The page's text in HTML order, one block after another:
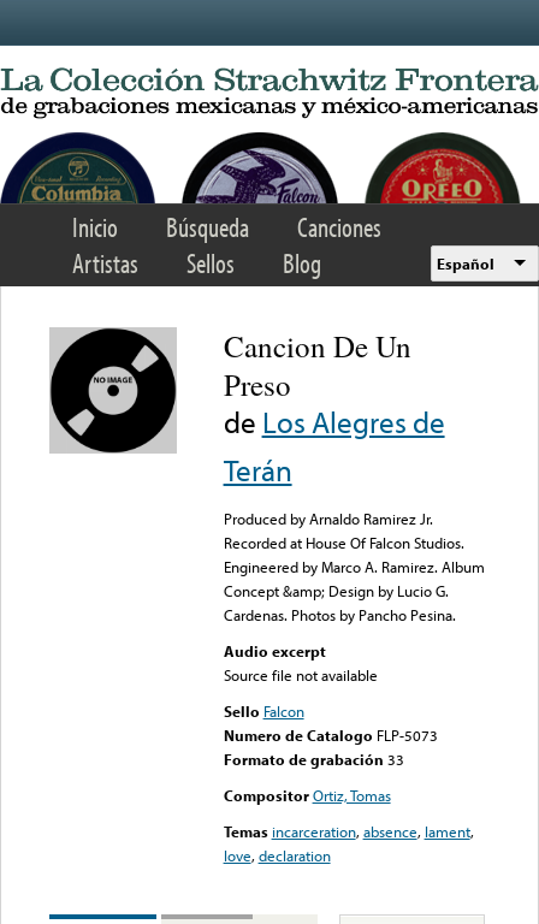
Inicio Búsqueda
Canciones
Artistas
Sellos Blog Español
Cancion De Un
Preso
de Los Alegres de
Terán
Produced by Arnaldo Ramirez Jr.
Recorded at House Of Falcon Studios.
Engineered by Marco A. Ramirez. Album
Concept &amp; Design by Lucio G.
Cardenas. Photos by Pancho Pesina.
Audio excerpt
Source file not available
Sello Falcon
Numero de Catalogo FLP-5073
Formato de grabación 33
Compositor Ortiz, Tomas
Temas incarceration,absence, lament,
love,declaration